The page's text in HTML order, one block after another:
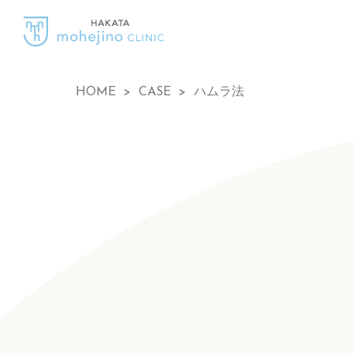
HOME > CASE > ハムラ法